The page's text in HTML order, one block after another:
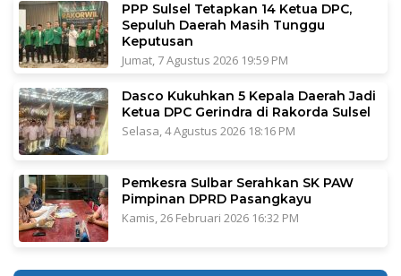
PPP Sulsel Tetapkan 14 Ketua DPC,
Sepuluh Daerah Masih Tunggu
Keputusan
Jumat, 7 Agustus 2026 19:59 PM
Dasco Kukuhkan 5 Kepala Daerah Jadi
Ketua DPC Gerindra di Rakorda Sulsel
Selasa, 4 Agustus 2026 18:16 PM
Pemkesra Sulbar Serahkan SK PAW
Pimpinan DPRD Pasangkayu
Kamis, 26 Februari 2026 16:32 PM